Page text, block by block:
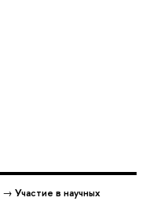
→ Участие в научных